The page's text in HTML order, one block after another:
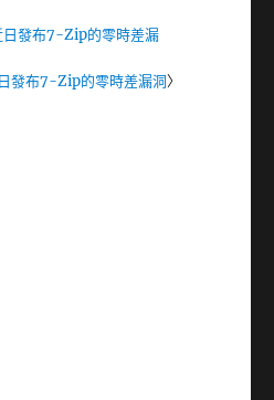
發布7-Zip的零時差漏
發布7-Zip的零時差漏洞〉